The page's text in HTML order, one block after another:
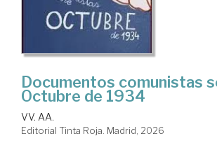
Documentos comunistas
Octubre de 1934
VV. AA.
Editorial Tinta Roja. Madrid, 2026